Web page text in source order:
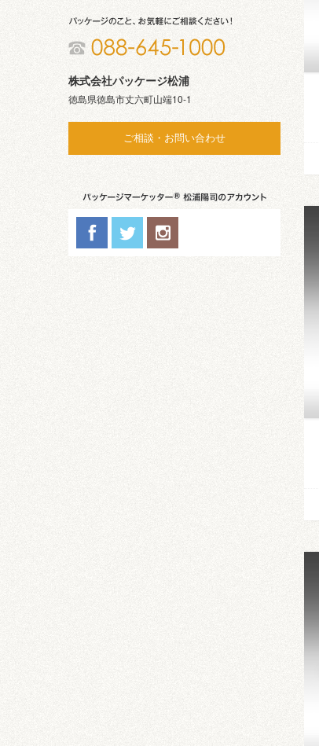
株式会社パッケージ松浦
徳島県徳島市丈六町山端10-1
ご相談・お問い合わせ